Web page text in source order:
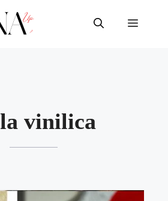
Menu
vinilica